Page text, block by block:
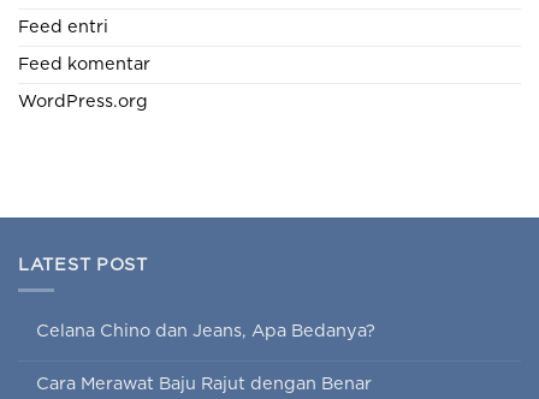
Feed entri
Feed komentar
WordPress.org
LATEST POST
Celana Chino dan Jeans, Apa Bedanya?
Cara Merawat Baju Rajut dengan Benar